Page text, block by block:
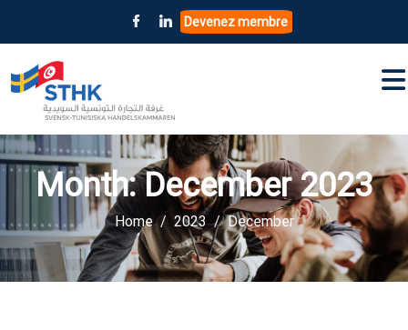
Devenez membre
Month:December 2023
Home 2023 December